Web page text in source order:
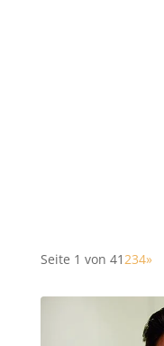
Seite 1 von 41234»